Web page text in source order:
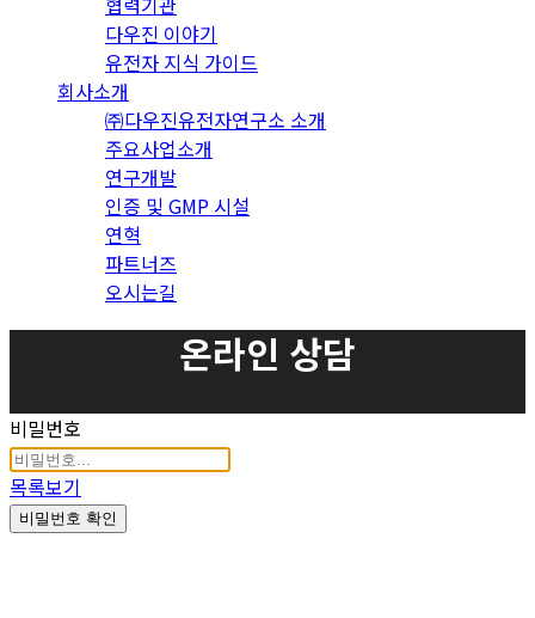
다우진 이야기
유전자 지식 가이드
회사소개
㈜다우진유전자연구소 소개
주요사업소개
연구개발
인증 및 GMP 시설
연혁
파트너즈
오시는길
온라인 상담
비밀번호
목록보기
비밀번호 확인